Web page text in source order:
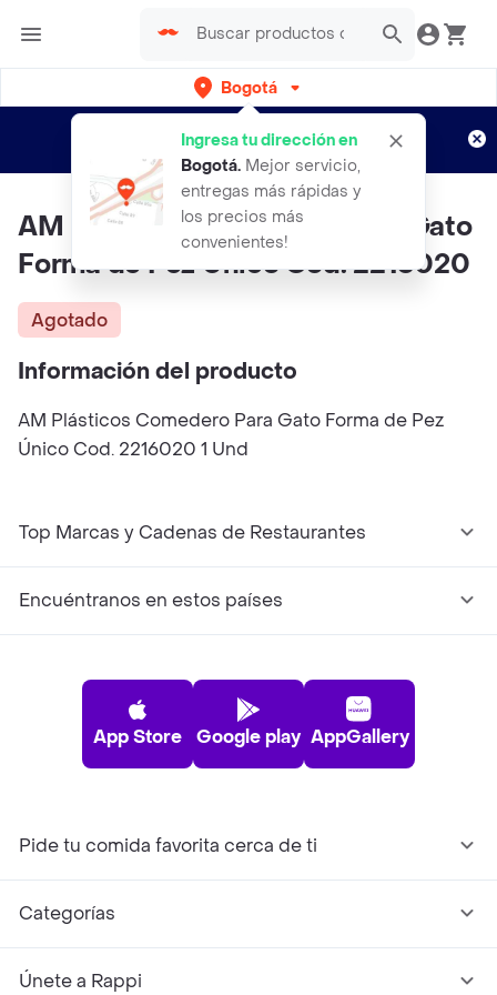
Bogotá
Ingresa tu dirección en
Bogotá. Mejor servicio,
entregas más rápidas y
los precios más
convenientes!
envíos gratis por semanas
Aplican TyC
AM Plásticos Comedero Para Gato
Forma de Pez Único Cod. 2216020
Agotado
Información del producto
AM Plásticos Comedero Para Gato Forma de Pez
Único Cod. 2216020 1 Und
Top Marcas y Cadenas de Restaurantes
Encuéntranos en estos países
App Store Google play AppGallery
Pide tu comida favorita cerca de ti
Categorías
Únete a Rappi